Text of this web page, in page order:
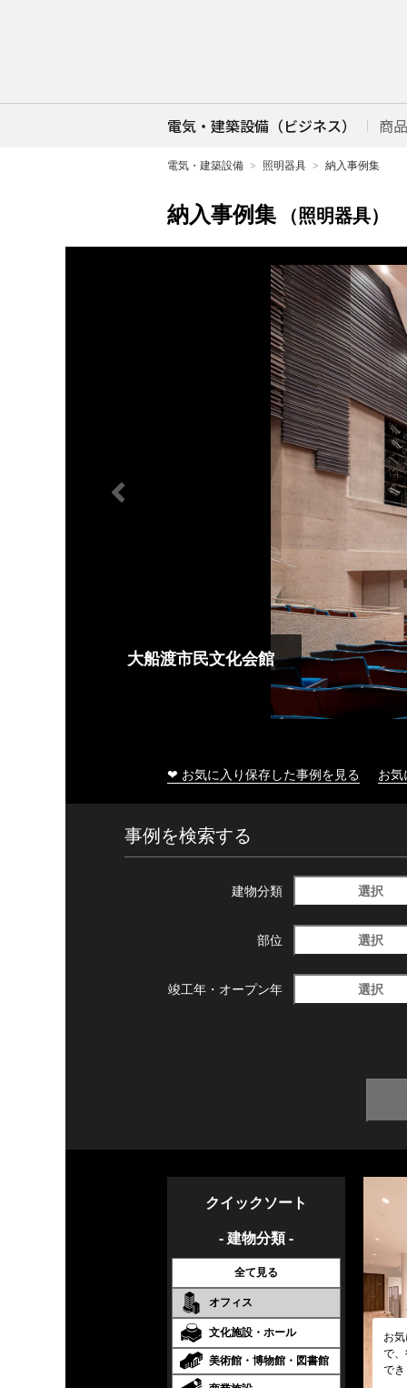
電気・建築設備（ビジネス） 商
電気・建築設備 照明器具 納入事例集
納入事例集 （照明器具）
大船渡市民文化会館
❤ お気に入り保存した事例を見る お
事例を検索する
建物分類 選択
部位 選択
竣工年・ オープン年 選択
クイックソート
- 建物分類 -
全て見る
オフィス
文化施設・ホール
美術館・博物館・図書館
お
で
で